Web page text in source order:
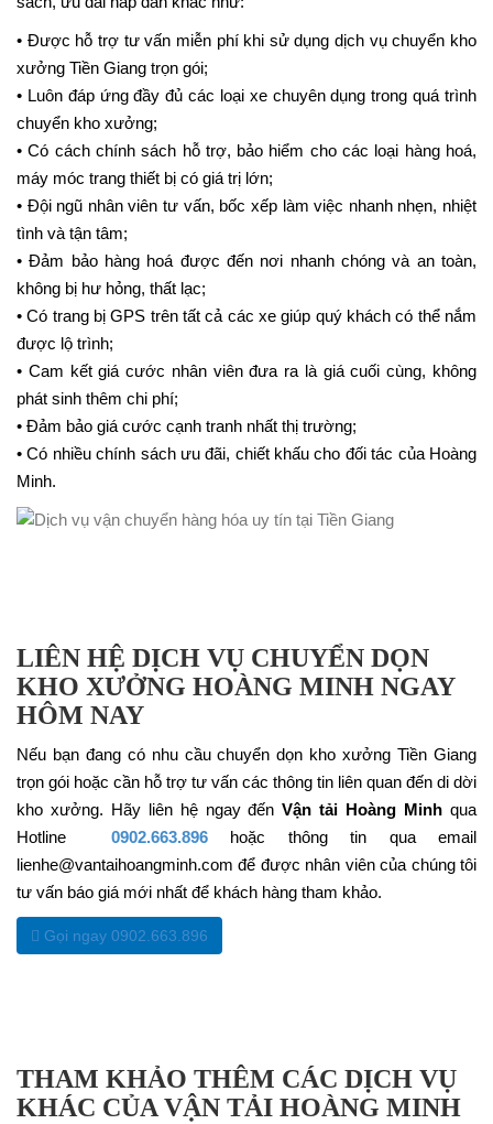
• Được hỗ trợ tư vấn miễn phí khi sử dụng dịch vụ chuyển kho
xưởng Tiền Giang trọn gói;
• Luôn đáp ứng đầy đủ các loại xe chuyên dụng trong quá trình
chuyển kho xưởng;
• Có cách chính sách hỗ trợ, bảo hiểm cho các loại hàng hoá,
máy móc trang thiết bị có giá trị lớn;
• Đội ngũ nhân viên tư vấn, bốc xếp làm việc nhanh nhẹn, nhiệt
tình và tận tâm;
• Đảm bảo hàng hoá được đến nơi nhanh chóng và an toàn,
không bị hư hỏng, thất lạc;
• Có trang bị GPS trên tất cả các xe giúp quý khách có thể nắm
được lộ trình;
• Cam kết giá cước nhân viên đưa ra là giá cuối cùng, không
phát sinh thêm chi phí;
• Đảm bảo giá cước cạnh tranh nhất thị trường;
• Có nhiều chính sách ưu đãi, chiết khấu cho đối tác của Hoàng
Minh.
LIÊN HỆ DỊCH VỤ CHUYỂN DỌN
KHO XƯỞNG HOÀNG MINH NGAY
HÔM NAY
Nếu bạn đang có nhu cầu chuyển dọn kho xưởng Tiền Giang
trọn gói hoặc cần hỗ trợ tư vấn các thông tin liên quan đến di dời
kho xưởng. Hãy liên hệ ngay đếnVận tải Hoàng Minh qua
Hotline
0902.663.896
hoặc thông tin qua email
lienhe@vantaihoangminh.com để được nhân viên của chúng tôi
tư vấn báo giá mới nhất để khách hàng tham khảo.
Gọi ngay 0902.663.896
THAM KHẢO THÊM CÁC DỊCH VỤ
KHÁC CỦA VẬN TẢI HOÀNG MINH